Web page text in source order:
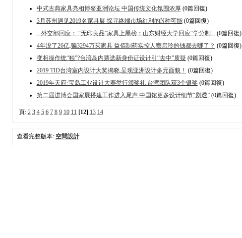
中式古典家具亮相博鳌亚洲论坛 中国传统文化氛围浓厚(0篇回復)
3月苏州遇见2019名家具展 探寻终端市场红利的N种可能(0篇回復)
...外交部回应； “无印良品”家具上黑榜；山东财经大学回应“学分制... (0篇回復)
4年没了26亿,骗3294万买家具 益佰制药实控人窦启玲的钱都去哪了？ (0篇回復)
变相操作统“独”?台湾岛内票选新身份证设计引“去中”质疑 (0篇回復)
2019 TID台湾室内设计大奖揭晓,呈现亚洲设计多元面貌！ (0篇回復)
2019年天府·宝岛工业设计大赛举行颁奖礼 台湾团队获3个银奖 (0篇回復)
第二届进博会国家展搭建工作进入尾声 中国馆更多设计细节“剧透”(0篇回復)
頁: 2 3 4 5 6 7 8 9 10 11 [12] 13 14
查看完整版本: 空間設計